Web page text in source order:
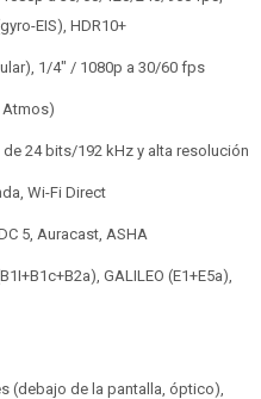
EIS), HDR10+
1/4" / 1080p a 30/60 fps
Atmos)
24 bits/192 kHz y alta resolución
Wi-Fi Direct
5, Auracast, ASHA
GALILEO (E1+E5a),
(debajo de la pantalla, óptico),